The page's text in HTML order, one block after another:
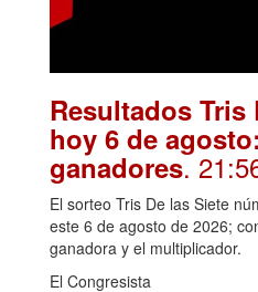
Resultados Tris
hoy 6 de
ganadores.
El sorteo Tris De las Siete
este 6 de agosto de 2026;
ganadora y el multiplicador.
El Congresista